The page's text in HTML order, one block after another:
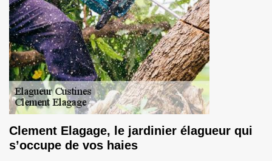
Clement Elagage, le jardinier élagueur qui
s’occupe de vos haies